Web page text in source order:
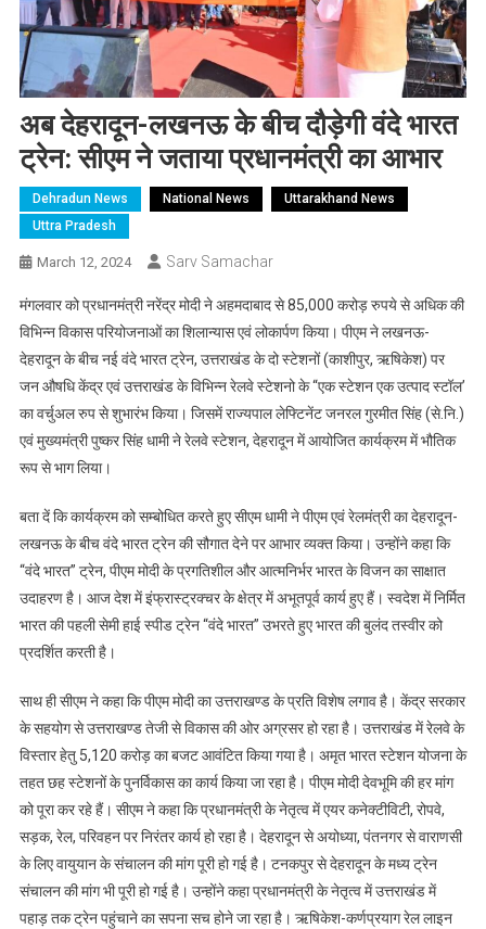
अब देहरादून-लखनऊ के बीच दौड़ेगी वंदे भारत
ट्रेन: सीएम ने जताया प्रधानमंत्री का आभार
Dehradun News National News
Uttarakhand News
Uttra Pradesh
March 12, 2024 Sarv Samachar
मंगलवार को प्रधानमंत्री नरेंद्र मोदी ने अहमदाबाद से 85,000 करोड़ रुपये से अधिक की
विभिन्न विकास परियोजनाओं का शिलान्यास एवं लोकार्पण किया। पीएम ने लखनऊ-
देहरादून के बीच नई वंदे भारत ट्रेन, उत्तराखंड के दो स्टेशनों (काशीपुर, ऋषिकेश) पर
जन औषधि केंद्र एवं उत्तराखंड के विभिन्न रेलवे स्टेशनो के “एक स्टेशन एक उत्पाद स्टॉल’
का वर्चुअल रुप से शुभारंभ किया। जिसमें राज्यपाल लेफ्टिनेंट जनरल गुरमीत सिंह (से.नि.)
एवं मुख्यमंत्री पुष्कर सिंह धामी ने रेलवे स्टेशन, देहरादून में आयोजित कार्यक्रम में भौतिक
रूप से भाग लिया।
बता दें कि कार्यक्रम को सम्बोधित करते हुए सीएम धामी ने पीएम एवं रेलमंत्री का देहरादून-
लखनऊ के बीच वंदे भारत ट्रेन की सौगात देने पर आभार व्यक्त किया। उन्होंने कहा कि
“वंदे भारत” ट्रेन, पीएम मोदी के प्रगतिशील और आत्मनिर्भर भारत के विजन का साक्षात
उदाहरण है। आज देश में इंफ्रास्ट्रक्चर के क्षेत्र में अभूतपूर्व कार्य हुए हैं। स्वदेश में निर्मित
भारत की पहली सेमी हाई स्पीड ट्रेन “वंदे भारत” उभरते हुए भारत की बुलंद तस्वीर को
प्रदर्शित करती है।
साथ ही सीएम ने कहा कि पीएम मोदी का उत्तराखण्ड के प्रति विशेष लगाव है। केंद्र सरकार
के सहयोग से उत्तराखण्ड तेजी से विकास की ओर अग्रसर हो रहा है। उत्तराखंड में रेलवे के
विस्तार हेतु 5,120 करोड़ का बजट आवंटित किया गया है। अमृत भारत स्टेशन योजना के
तहत छह स्टेशनों के पुनर्विकास का कार्य किया जा रहा है। पीएम मोदी देवभूमि की हर मांग
को पूरा कर रहे हैं। सीएम ने कहा कि प्रधानमंत्री के नेतृत्व में एयर कनेक्टीविटी, रोपवे,
सड़क, रेल, परिवहन पर निरंतर कार्य हो रहा है। देहरादून से अयोध्या, पंतनगर से वाराणसी
के लिए वायुयान के संचालन की मांग पूरी हो गई है। टनकपुर से देहरादून के मध्य ट्रेन
संचालन की मांग भी पूरी हो गई है। उन्होंने कहा प्रधानमंत्री के नेतृत्व में उत्तराखंड में
पहाड़ तक ट्रेन पहुंचाने का सपना सच होने जा रहा है। ऋषिकेश-कर्णप्रयाग रेल लाइन